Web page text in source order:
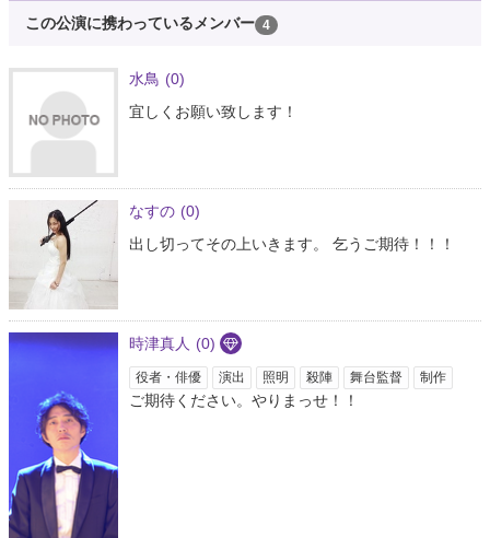
この公演に携わっているメンバー 4
水鳥 (0)
宜しくお願い致します！
なすの (0)
出し切ってその上いきます。 乞うご期待！！！
時津真人 (0)
役者・俳優 演出 照明 殺陣 舞台監督 制作
ご期待ください。やりまっせ！！